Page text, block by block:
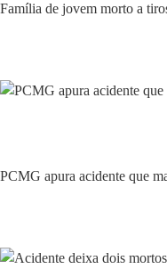
Família de jovem morto a
PCMG apura acidente que